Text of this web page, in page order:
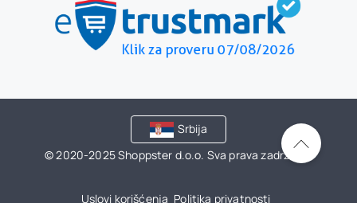
Srbija
© 2020-2025 Shoppster d.o.o. Sva prava zadržana.
Uslovi korišćenja Politika privatnosti